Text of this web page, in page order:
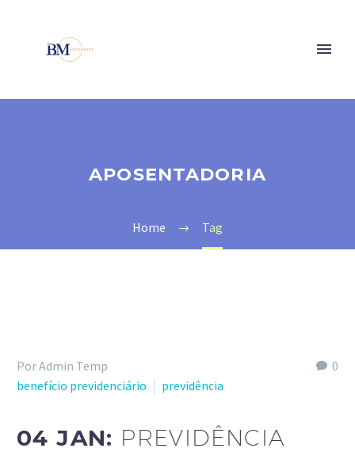
APOSENTADORIA
Home Tag
0
Por Admin Temp
benefício previdenciário
previdência
04 JAN: PREVIDÊNCIA